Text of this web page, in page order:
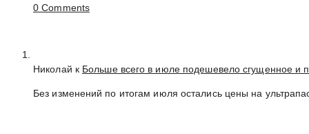
0 Comments
Николай к Больше всего в июле подешевело сгущенное и
Без изменений по итогам июля остались цены на